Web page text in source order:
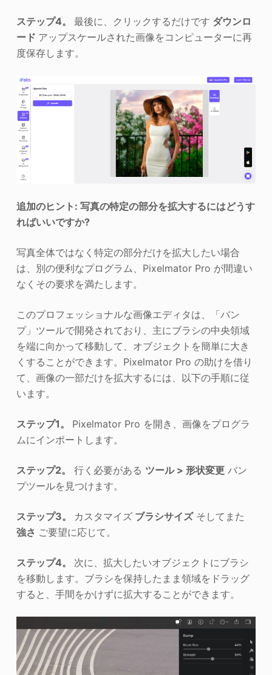
ステップ4。 最後に、クリックするだけです ダウンロ
ード アップスケールされた画像をコンピューターに再
度保存します。
追加のヒント: 写真の特定の部分を拡大するにはどうす
ればいいですか?
写真全体ではなく特定の部分だけを拡大したい場合
は、別の便利なプログラム、Pixelmator Pro が間違い
なくその要求を満たします。
このプロフェッショナルな画像エディタは、「バン
プ」ツールで開発されており、主にブラシの中央領域
を端に向かって移動して、オブジェクトを簡単に大き
くすることができます。Pixelmator Pro の助けを借り
て、画像の一部だけを拡大するには、以下の手順に従
います。
ステップ1。 Pixelmator Pro を開き、画像をプログラ
ムにインポートします。
ステップ2。 行く必要がある ツール > 形状変更バン
プツールを見つけます。
ステップ3。 カスタマイズブラシサイズそしてまた
強さ ご要望に応じて。
ステップ4。 次に、拡大したいオブジェクトにブラシ
を移動します。ブラシを保持したまま領域をドラッグ
すると、手間をかけずに拡大することができます。